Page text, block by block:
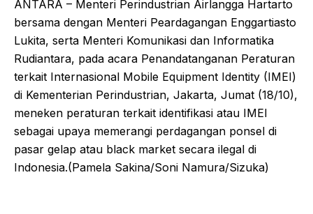
ANTARA – Menteri Perindustrian Airlangga Hartarto
bersama dengan Menteri Peardagangan Enggartiasto
Lukita, serta Menteri Komunikasi dan Informatika
Rudiantara, pada acara Penandatanganan Peraturan
terkait Internasional Mobile Equipment Identity (IMEI)
di Kementerian Perindustrian, Jakarta, Jumat (18/10),
meneken peraturan terkait identifikasi atau IMEI
sebagai upaya memerangi perdagangan ponsel di
pasar gelap atau black market secara ilegal di
Indonesia.(Pamela Sakina/Soni Namura/Sizuka)